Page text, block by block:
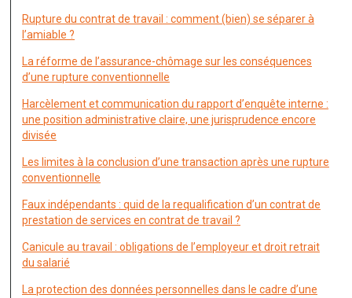
Rupture du contrat de travail : comment (bien) se séparer à
l’amiable ?
La réforme de l’assurance-chômage sur les conséquences
d’une rupture conventionnelle
Harcèlement et communication du rapport d’enquête interne :
une position administrative claire, une jurisprudence encore
divisée
Les limites à la conclusion d’une transaction après une rupture
conventionnelle
Faux indépendants : quid de la requalification d’un contrat de
prestation de services en contrat de travail ?
Canicule au travail : obligations de l’employeur et droit retrait
du salarié
La protection des données personnelles dans le cadre d’une